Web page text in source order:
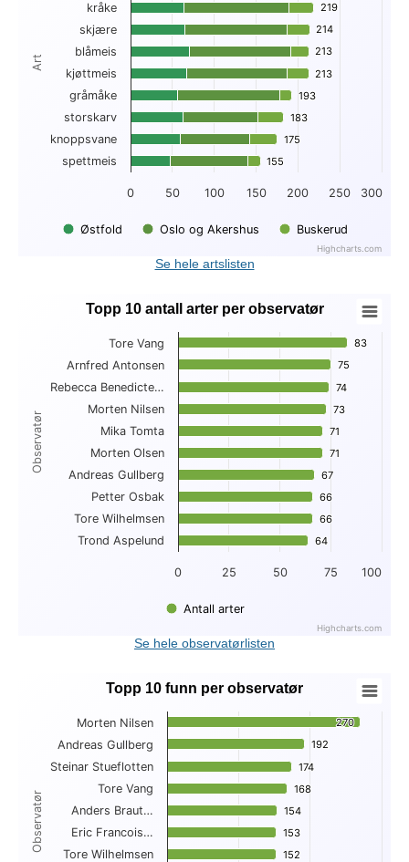
The chart has 1 X axis displaying Art.
The chart has 1 Y axis displaying . Data ranges from 47 to
Art
219
219
214
214
213
213
213
213
193
193
183
183
175
175
155
155
Østfold Oslo og Akershus Buskerud
0 50 100 150 200 250 300
kråke
skjære
blåmeis
kjøttmeis
gråmåke
storskarv
knoppsvane
spettmeis
Highcharts.com
End of interactive chart.Se hele artslisten
Topp 10 antall arter per observatør
Bar chart with 10 bars.
View as data table, Topp 10 antall arter per observatør
The chart has 1 X axis displaying Observatør.
The chart has 1 Y axis displaying . Data ranges from 64 to
Observatør
Topp 10 antall arter per observatør
83
83
75
75
74
74
73
73
71
71
71
71
67
67
66
66
66
66
64
64
Antall arter
0 100
25 50 75
Tore Vang
Arnfred Antonsen
Rebecca Benedicte…
Morten Nilsen
Mika Tomta
Morten Olsen
Andreas Gullberg
Petter Osbak
Tore Wilhelmsen
Trond Aspelund
Highcharts.com
End of interactive chart.Se hele observatørlisten
Topp 10 funn per observatør
Bar chart with 10 bars.
View as data table, Topp 10 funn per observatør
The chart has 1 X axis displaying Observatør.
The chart has 1 Y axis displaying . Data ranges from 141 to
Observatør
Topp 10 funn per observatør
270
270
192
192
174
174
168
168
154
154
153
153
152
152
Morten Nilsen
Andreas Gullberg
Steinar Stueflotten
Tore Vang
Anders Braut…
Eric Francois…
Tore Wilhelmsen